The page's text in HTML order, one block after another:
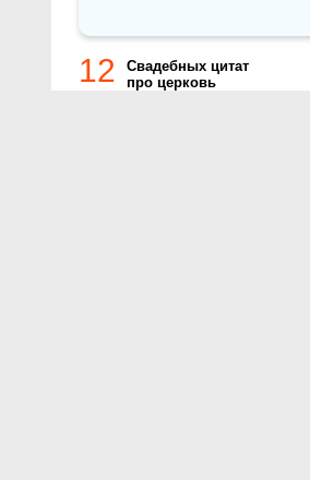
12
Cвадебных цитат
про церковь